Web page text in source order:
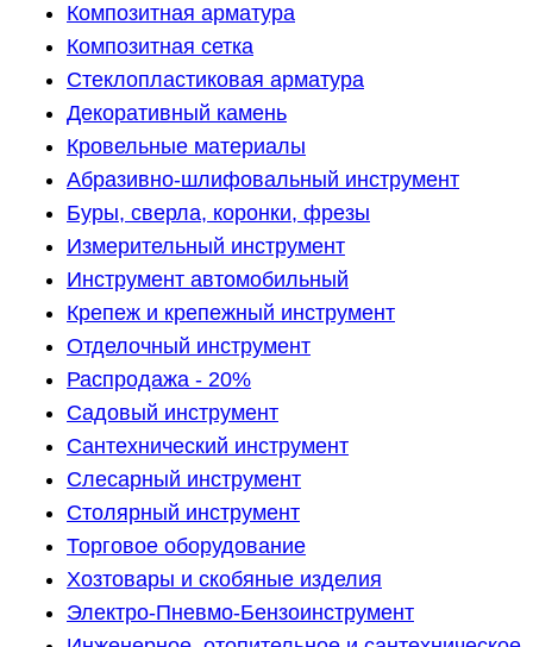
Композитная арматура
Композитная сетка
Стеклопластиковая арматура
Декоративный камень
Кровельные материалы
Абразивно-шлифовальный инструмент
Буры, сверла, коронки, фрезы
Измерительный инструмент
Инструмент автомобильный
Крепеж и крепежный инструмент
Отделочный инструмент
Распродажа - 20%
Садовый инструмент
Сантехнический инструмент
Слесарный инструмент
Столярный инструмент
Торговое оборудование
Хозтовары и скобяные изделия
Электро-Пневмо-Бензоинструмент